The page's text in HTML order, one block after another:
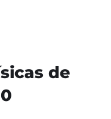
de